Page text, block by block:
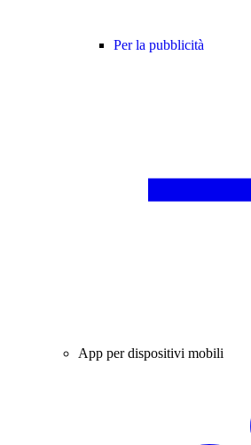
Per la pubblicità
App per dispositivi mobili